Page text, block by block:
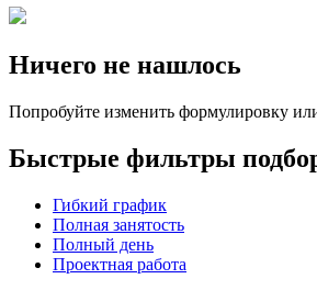
Ничего не нашлось
Попробуйте изменить формулировку
Быстрые фильтры
Гибкий график
Полная занятость
Полный день
Проектная работа